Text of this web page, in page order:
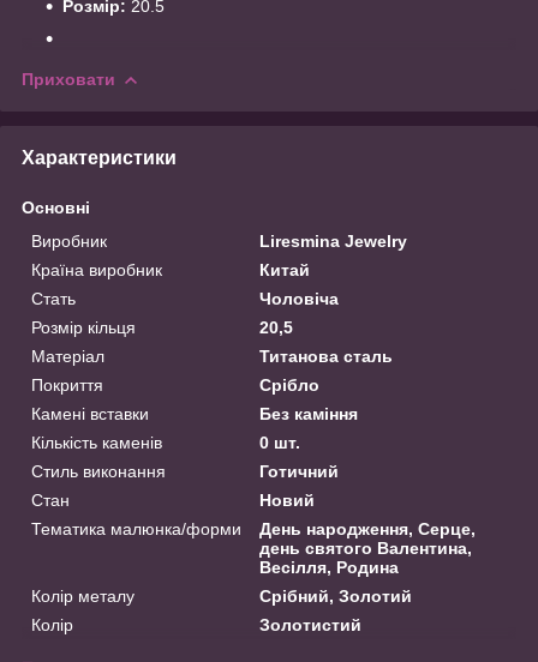
Розмір: 20.5
Приховати
Характеристики
Основні
Виробник
Liresmina Jewelry
Країна виробник
Китай
Стать
Чоловіча
Розмір кільця
20,5
Матеріал
Титанова сталь
Покриття
Срібло
Камені вставки
Без каміння
Кількість каменів
0 шт.
Стиль виконання
Готичний
Стан
Новий
Тематика малюнка/форми
День народження, Серце,
день святого Валентина,
Весілля, Родина
Колір металу
Срібний, Золотий
Колір
Золотистий